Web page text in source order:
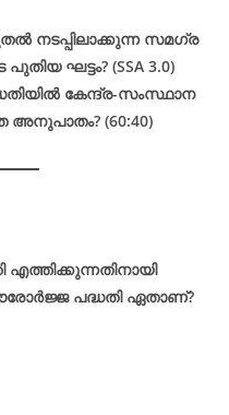
നടപ്പിലാക്കുന്ന സമഗ്ര
ഘട്ടം? (SSA 3.0)
കേന്ദ്ര-സംസ്ഥാന
(60:40)
പദ്ധതി ഏതാണ്?